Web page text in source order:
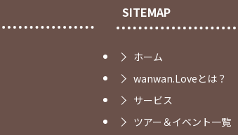
SITEMAP
ホーム
wanwan.Loveとは？
サービス
ツアー＆イベント一覧